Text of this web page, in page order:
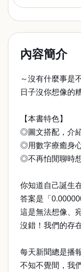
內容簡介
～沒有什麼事是
日子沒你想像的
【本書特色】
◎圖文搭配，介
◎用數字療癒身
◎不再怕閒聊時
你知道自己誕生
答案是「
這是無法想像、
沒錯！我們的存
每天新聞總是播
不知不覺間，我